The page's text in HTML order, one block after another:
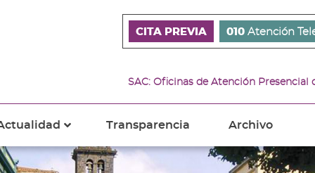
CITA PREVIA 010 Atención
SAC: Oficinas de Atención
Transparencia Archivo